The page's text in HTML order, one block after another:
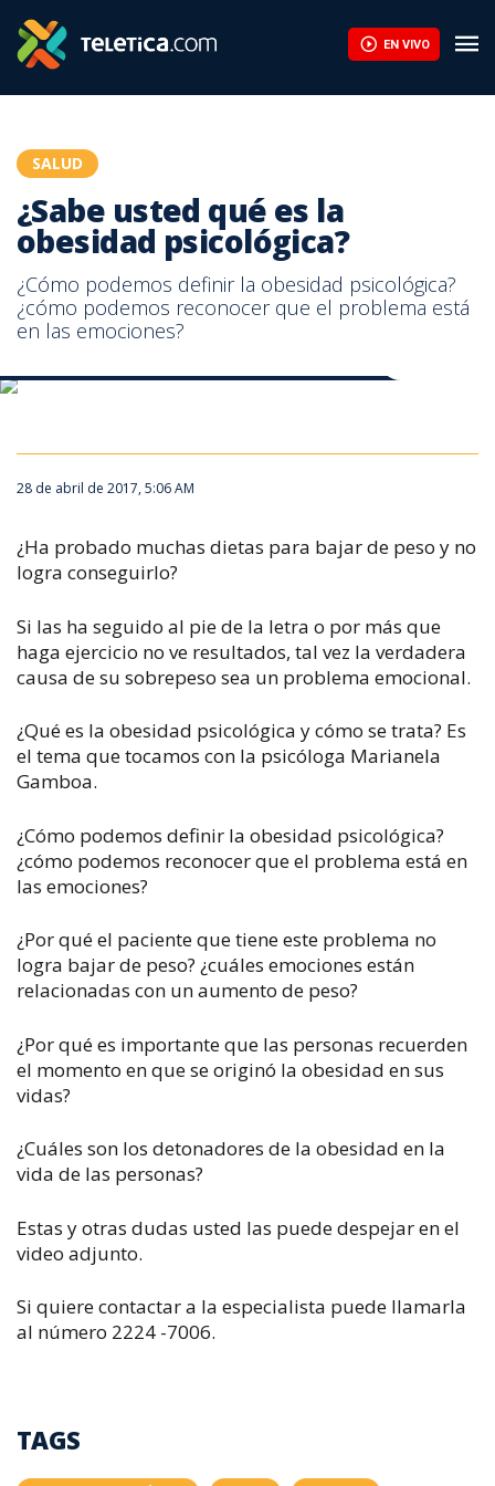
EN VIVO
SALUD
¿Sabe usted qué es la
obesidad psicológica?
¿Cómo podemos definir la obesidad psicológica?
¿cómo podemos reconocer que el problema está
en las emociones?
28 de abril de 2017, 5:06 AM
¿Ha probado muchas dietas para bajar de peso y no
logra conseguirlo?
Si las ha seguido al pie de la letra o por más que
haga ejercicio no ve resultados, tal vez la verdadera
causa de su sobrepeso sea un problema emocional.
¿Qué es la obesidad psicológica y cómo se trata? Es
el tema que tocamos con la psicóloga Marianela
Gamboa.
¿Cómo podemos definir la obesidad psicológica?
¿cómo podemos reconocer que el problema está en
las emociones?
¿Por qué el paciente que tiene este problema no
logra bajar de peso? ¿cuáles emociones están
relacionadas con un aumento de peso?
¿Por qué es importante que las personas recuerden
el momento en que se originó la obesidad en sus
vidas?
¿Cuáles son los detonadores de la obesidad en la
vida de las personas?
Estas y otras dudas usted las puede despejar en el
video adjunto.
Si quiere contactar a la especialista puede llamarla
al número 2224 -7006.
TAGS